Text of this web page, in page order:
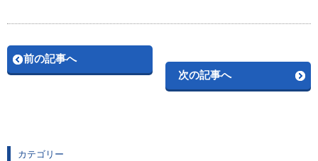
前の記事へ
次の記事へ
カテゴリー